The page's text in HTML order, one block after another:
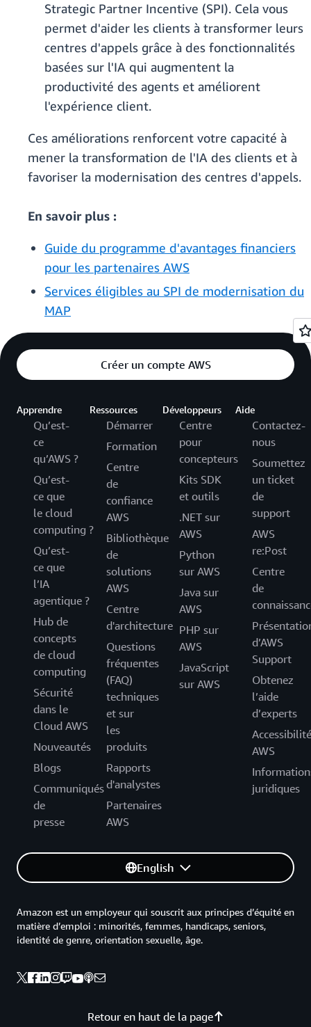
Strategic Partner Incentive (SPI). Cela vous
permet d'aider les clients à transformer leurs
centres d'appels grâce à des fonctionnalités
basées sur l'IA qui augmentent la
productivité des agents et améliorent
l'expérience client.
Ces améliorations renforcent votre capacité à
mener la transformation de l'IA des clients et à
favoriser la modernisation des centres d'appels.
En savoir plus :
Guide du programme d'avantages financiers
pour les partenaires AWS
Services éligibles au SPI de modernisation du
MAP
Créer un compte AWS
Apprendre
Qu’est-
ce
qu’AWS ?
Qu’est-
ce que
le cloud
computing ?
Qu’est-
ce que
l’IA
agentique ?
Hub de
concepts
de cloud
computing
Sécurité
dans le
Cloud AWS
Nouveautés
Blogs
Communiqués
de
presse
Ressources
Démarrer
Formation
Centre
de
confiance
AWS
Bibliothèque
de
solutions
AWS
Centre
d'architecture
Questions
fréquentes
(FAQ)
techniques
et sur
les
produits
Rapports
d'analystes
Partenaires
AWS
Développeurs
Centre
pour
concepteurs
Kits SDK
et outils
.NET sur
AWS
Python
sur AWS
Java sur
AWS
PHP sur
AWS
JavaScript
sur AWS
Aide
Contactez-
nous
Soumettez
un ticket
de
support
AWS
re:Post
Centre
de
d’AWS
Support
Obtenez
l’aide
d’experts
Accessibilité
AWS
juridiques
English
Retour en haut de la page
Amazon est un employeur qui souscrit aux principes d’équité en
matière d’emploi : minorités, femmes, handicaps, seniors,
identité de genre, orientation sexuelle, âge.